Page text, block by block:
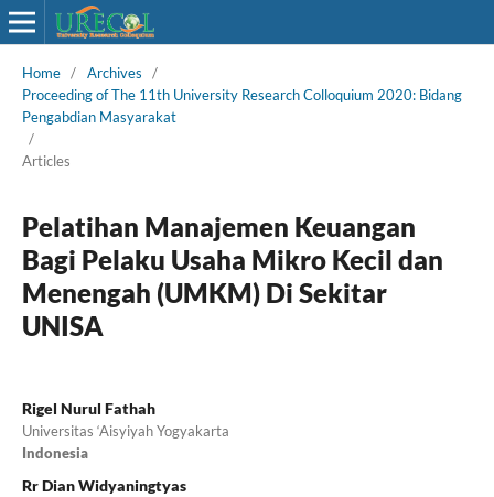
Home / Archives
/
Proceeding of The 11th University Research Colloquium 2020: Bidang
Pengabdian Masyarakat
/
Articles
Pelatihan Manajemen Keuangan
Bagi Pelaku Usaha Mikro Kecil dan
Menengah (UMKM) Di Sekitar
UNISA
Rigel Nurul Fathah
Universitas ‘Aisyiyah Yogyakarta
Indonesia
Rr Dian Widyaningtyas